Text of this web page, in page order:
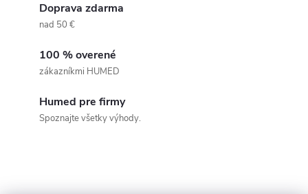
Doprava zdarma
nad 50 €
100 % overené
zákazníkmi HUMED
Humed pre firmy
Spoznajte všetky výhody.